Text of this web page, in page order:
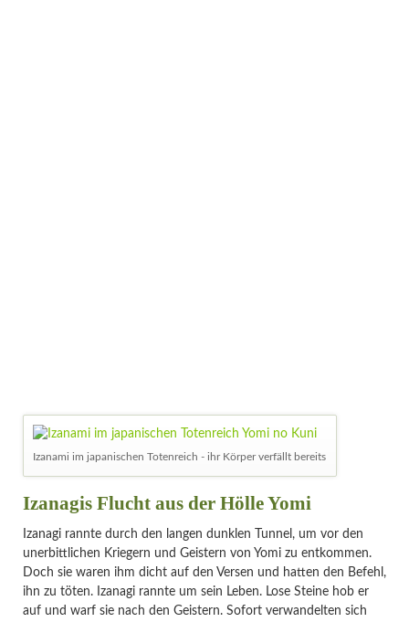
Izanami im japanischen Totenreich - ihr Körper verfällt bereits
Izanagis Flucht aus der Hölle Yomi
Izanagi rannte durch den langen dunklen Tunnel, um vor den
unerbittlichen Kriegern und Geistern von Yomi zu entkommen.
Doch sie waren ihm dicht auf den Versen und hatten den Befehl,
ihn zu töten. Izanagi rannte um sein Leben. Lose Steine hob er
auf und warf sie nach den Geistern. Sofort verwandelten sich